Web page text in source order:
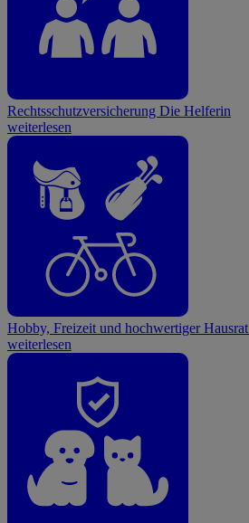
Rechtsschutzversicherung Die Helferin
weiterlesen
Hobby, Freizeit und hochwertiger Hausrat
weiterlesen